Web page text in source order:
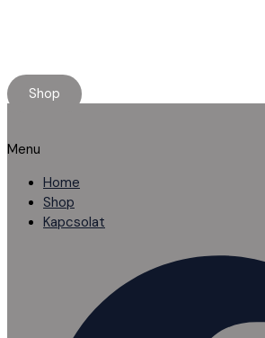
Shop
Menu
Home
Shop
Kapcsolat